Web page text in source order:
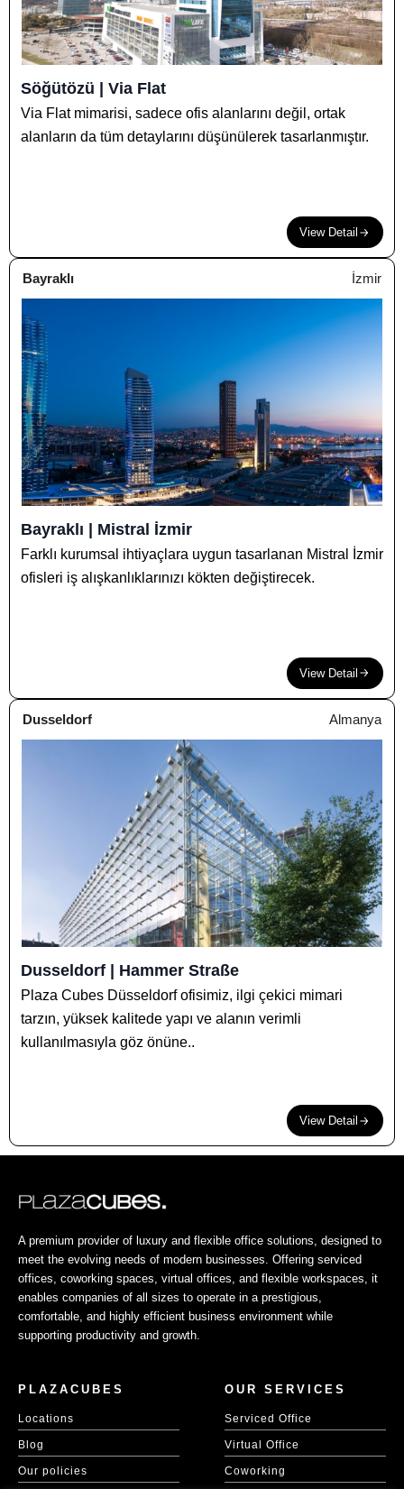
Söğütözü | Via Flat
Via Flat mimarisi, sadece ofis alanlarını değil, ortak
alanların da tüm detaylarını düşünülerek tasarlanmıştır.
View Detail
Bayraklı İzmir
Bayraklı | Mistral İzmir
Farklı kurumsal ihtiyaçlara uygun tasarlanan Mistral İzmir
ofisleri iş alışkanlıklarınızı kökten değiştirecek.
View Detail
Dusseldorf Almanya
Dusseldorf | Hammer Straße
Plaza Cubes Düsseldorf ofisimiz, ilgi çekici mimari
tarzın, yüksek kalitede yapı ve alanın verimli
kullanılmasıyla göz önüne..
View Detail
A premium provider of luxury and flexible office solutions, designed to
meet the evolving needs of modern businesses. Offering serviced
offices, coworking spaces, virtual offices, and flexible workspaces, it
enables companies of all sizes to operate in a prestigious,
comfortable, and highly efficient business environment while
supporting productivity and growth.
PLAZACUBES
Locations
Blog
Our policies
OUR SERVICES
Serviced Office
Virtual Office
Coworking